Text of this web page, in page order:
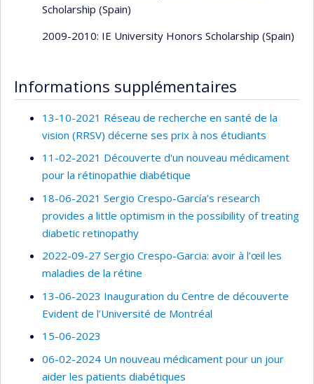
Scholarship (Spain)
2009-2010: IE University Honors Scholarship (Spain)
Informations supplémentaires
13-10-2021 Réseau de recherche en santé de la
vision (RRSV) décerne ses prix à nos étudiants
11-02-2021 Découverte d'un nouveau médicament
pour la rétinopathie diabétique
18-06-2021 Sergio Crespo-García’s research
provides a little optimism in the possibility of treating
diabetic retinopathy
2022-09-27 Sergio Crespo-Garcia: avoir à l’œil les
maladies de la rétine
13-06-2023 Inauguration du Centre de découverte
Evident de l’Université de Montréal
15-06-2023
06-02-2024 Un nouveau médicament pour un jour
aider les patients diabétiques